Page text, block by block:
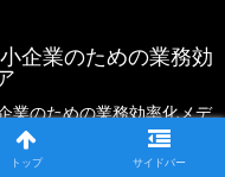
企業のための業務効
業のための業務効率化メデ
トップ サイドバー